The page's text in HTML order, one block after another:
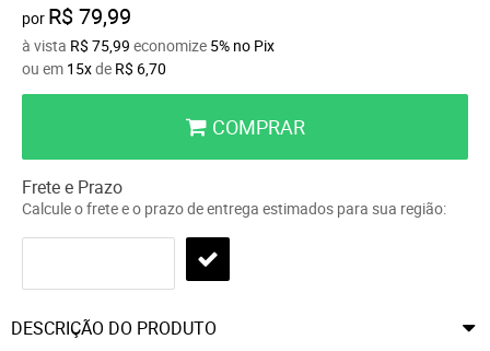
por R$ 79,99
à vista R$ 75,99 economize 5% no Pix
ou em 15xde R$ 6,70
COMPRAR
Frete e Prazo
Calcule o frete e o prazo de entrega estimados para sua região:
DESCRIÇÃO DO PRODUTO